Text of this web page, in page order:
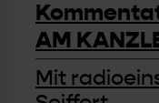
AM
Mit